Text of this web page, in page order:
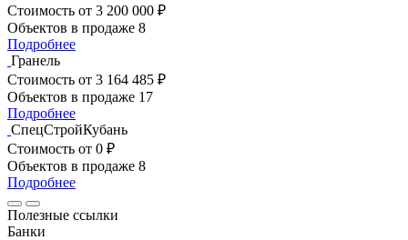
Стоимость от 3 200 000 ₽
Объектов в продаже 8
Подробнее
Гранель
Стоимость от 3 164 485 ₽
Объектов в продаже 17
Подробнее
СпецСтройКубань
Стоимость от 0 ₽
Объектов в продаже 8
Подробнее
Полезные ссылки
Банки